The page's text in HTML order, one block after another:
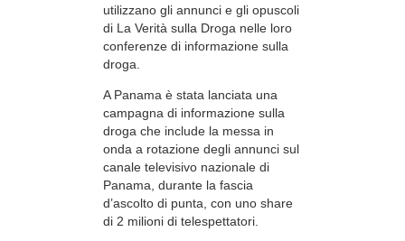
utilizzano gli annunci e gli opuscoli
di La Verità sulla Droga nelle loro
conferenze di informazione sulla
droga.
A Panama è stata lanciata una
campagna di informazione sulla
droga che include la messa in
onda a rotazione degli annunci sul
canale televisivo nazionale di
Panama, durante la fascia
d’ascolto di punta, con uno share
di 2 milioni di telespettatori.